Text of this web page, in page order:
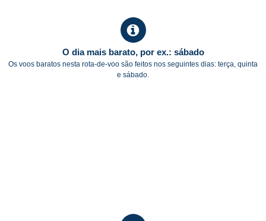
O dia mais barato, por ex.: sábado
Os voos baratos nesta rota-de-voo são feitos nos seguintes dias: terça, quinta
e sábado.